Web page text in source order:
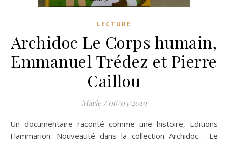
LECTURE
Archidoc Le Corps humain,
Emmanuel Trédez et Pierre
Caillou
Marie / 06/03/2019
Un documentaire raconté comme une histoire, Editions
Flammarion. Nouveauté dans la collection Archidoc : Le